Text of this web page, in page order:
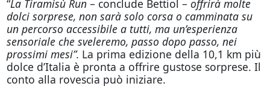
“La Tiramisù Run– conclude Bettiol – offrirà molte
dolci sorprese, non sarà solo corsa o camminata su
un percorso accessibile a tutti, ma un’esperienza
sensoriale che sveleremo, passo dopo passo, nei
prossimi mesi”. La prima edizione della 10,1 km più
dolce d’Italia è pronta a offrire gustose sorprese. Il
conto alla rovescia può iniziare.